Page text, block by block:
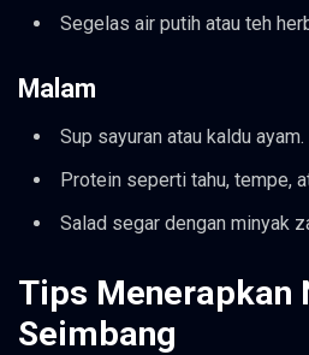
Segelas air putih atau teh
Malam
Sup sayuran atau kaldu ayam.
Protein seperti tahu, tempe,
Salad segar dengan minyak
Tips Menerapkan
Seimbang